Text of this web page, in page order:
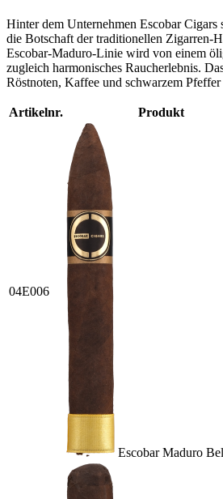
Hinter dem Unternehmen Escobar
die Botschaft der traditionellen Zigarren-
Escobar-Maduro-Linie wird von einem
zugleich harmonisches Raucherlebnis.
Röstnoten, Kaffee und schwarzem
Artikelnr. Produkt
04E006
Escobar Maduro